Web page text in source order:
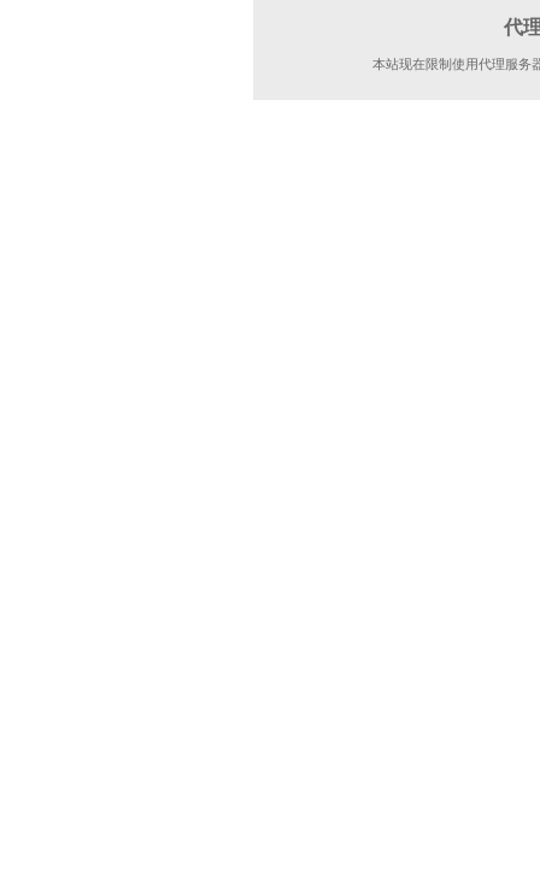
代
本站现在限制使用代理服务